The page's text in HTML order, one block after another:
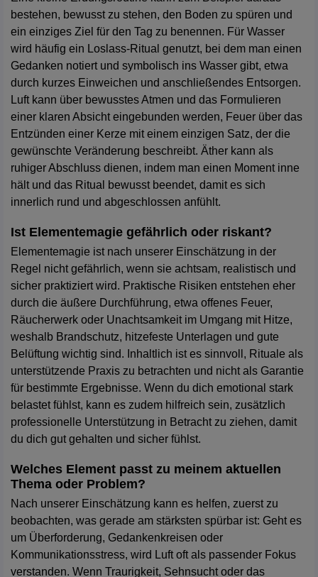
bestehen, bewusst zu stehen, den Boden zu spüren und
ein einziges Ziel für den Tag zu benennen. Für Wasser
wird häufig ein Loslass-Ritual genutzt, bei dem man einen
Gedanken notiert und symbolisch ins Wasser gibt, etwa
durch kurzes Einweichen und anschließendes Entsorgen.
Luft kann über bewusstes Atmen und das Formulieren
einer klaren Absicht eingebunden werden, Feuer über das
Entzünden einer Kerze mit einem einzigen Satz, der die
gewünschte Veränderung beschreibt. Äther kann als
ruhiger Abschluss dienen, indem man einen Moment inne
hält und das Ritual bewusst beendet, damit es sich
innerlich rund und abgeschlossen anfühlt.
Ist Elementemagie gefährlich oder riskant?
Elementemagie ist nach unserer Einschätzung in der
Regel nicht gefährlich, wenn sie achtsam, realistisch und
sicher praktiziert wird. Praktische Risiken entstehen eher
durch die äußere Durchführung, etwa offenes Feuer,
Räucherwerk oder Unachtsamkeit im Umgang mit Hitze,
weshalb Brandschutz, hitzefeste Unterlagen und gute
Belüftung wichtig sind. Inhaltlich ist es sinnvoll, Rituale als
unterstützende Praxis zu betrachten und nicht als Garantie
für bestimmte Ergebnisse. Wenn du dich emotional stark
belastet fühlst, kann es zudem hilfreich sein, zusätzlich
professionelle Unterstützung in Betracht zu ziehen, damit
du dich gut gehalten und sicher fühlst.
Welches Element passt zu meinem aktuellen
Thema oder Problem?
Nach unserer Einschätzung kann es helfen, zuerst zu
beobachten, was gerade am stärksten spürbar ist: Geht es
um Überforderung, Gedankenkreisen oder
Kommunikationsstress, wird Luft oft als passender Fokus
verstanden. Wenn Traurigkeit, Sehnsucht oder das